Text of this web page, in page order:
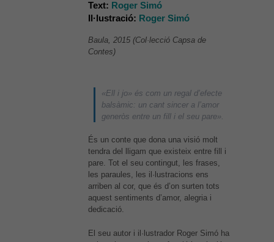
Text: Roger Simó
Il·lustració: Roger Simó
Baula, 2015 (Col·lecció Capsa de
Contes)
«Ell i jo» és com un regal d’efecte
balsàmic: un cant sincer a l’amor
generòs entre un fill i el seu pare».
És un conte que dona una visió molt
tendra del lligam que existeix entre fill i
pare. Tot el seu contingut, les frases,
les paraules, les il·lustracions ens
arriben al cor, que és d’on surten tots
aquest sentiments d’amor, alegria i
dedicació.
El seu autor i il·lustrador Roger Simó ha